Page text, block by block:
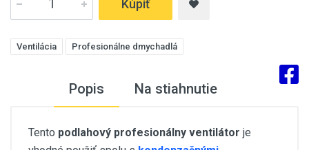
Kúpiť
Ventilácia Profesionálne dmychadlá
Popis Na stiahnutie
Tento podlahový profesionálny ventilátor je